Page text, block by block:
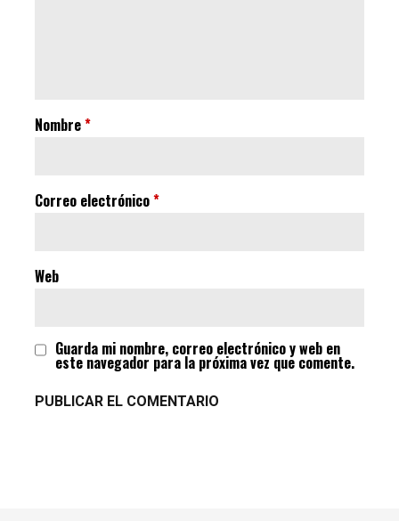
Nombre*
Correo electrónico*
Web
Guarda mi nombre, correo electrónico y web en
este navegador para la próxima vez que comente.